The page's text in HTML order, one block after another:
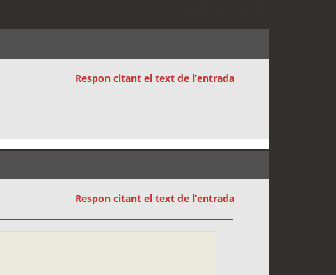
Respon citant el text de l’entrada
Respon citant el text de l’entrada